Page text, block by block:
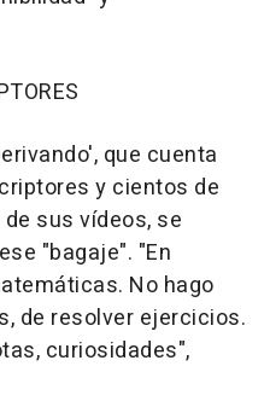
que cuenta
y cientos de
sus vídeos, se
"bagaje". "En
No hago
de resolver ejercicios.
curiosidades",